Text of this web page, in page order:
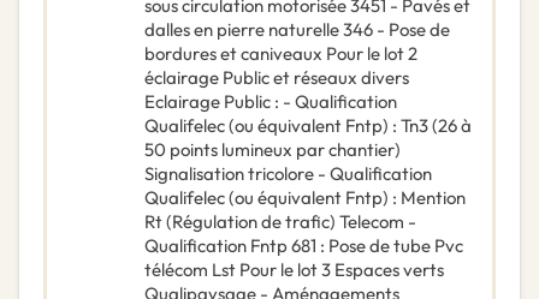
sous circulation motorisée 3451 - Pavés et
dalles en pierre naturelle 346 - Pose de
bordures et caniveaux Pour le lot 2
éclairage Public et réseaux divers
Eclairage Public : - Qualification
Qualifelec (ou équivalent Fntp) : Tn3 (26 à
50 points lumineux par chantier)
Signalisation tricolore - Qualification
Qualifelec (ou équivalent Fntp) : Mention
Rt (Régulation de trafic) Telecom -
Qualification Fntp 681 : Pose de tube Pvc
télécom Lst Pour le lot 3 Espaces verts
Qualipaysage - Aménagements